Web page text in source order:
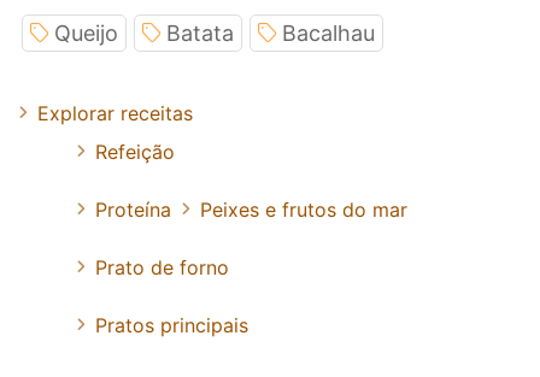
Queijo Batata Bacalhau
Explorar receitas
Refeição
Proteína Peixes e frutos do mar
Prato de forno
Pratos principais